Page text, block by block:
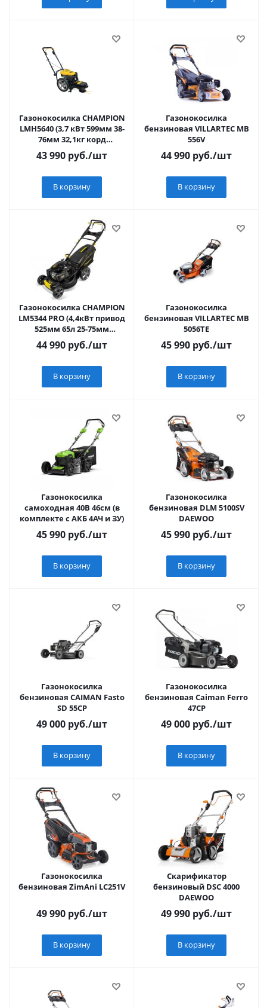
Газонокосилка CHAMPION
LMH5640 (3,7 кВт 599мм 38-
76мм 32,1кг корд
4мм/546мм), CHAMPION,
КИТАЙ,
43 990 руб./шт
В корзину
Газонокосилка
бензиновая VILLARTEC MB
556V
44 990 руб./шт
В корзину
Газонокосилка CHAMPION
LM5344 PRO (4,4кВт привод
525мм 65л 25-75мм
1рычаг/6, 38кг 4в1)
44 990 руб./шт
В корзину
Газонокосилка
бензиновая VILLARTEC MB
5056TE
45 990 руб./шт
В корзину
Газонокосилка
самоходная 40В 46см (в
комплекте с АКБ 4АЧ и ЗУ)
45 990 руб./шт
В корзину
Газонокосилка
бензиновая DLM 5100SV
DAEWOO
45 990 руб./шт
В корзину
Газонокосилка
бензиновая CAIMAN Fasto
SD 55CP
49 000 руб./шт
В корзину
Газонокосилка
бензиновая Caiman Ferro
47CP
49 000 руб./шт
В корзину
Газонокосилка
бензиновая ZimAni LC251V
49 990 руб./шт
В корзину
Скарификатор
бензиновый DSC 4000
DAEWOO
49 990 руб./шт
В корзину